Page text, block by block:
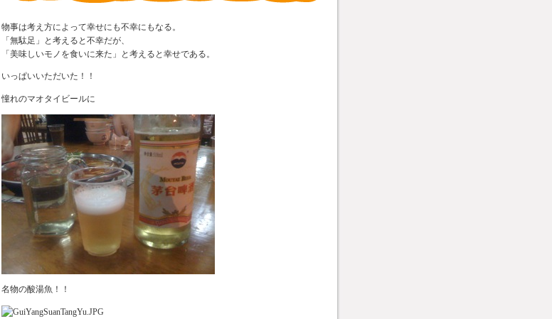
物事は考え方によって幸せにも不幸にもなる。
「無駄足」と考えると不幸だが、
「美味しいモノを食いに来た」と考えると幸せである。
いっぱいいただいた！！
憧れのマオタイビールに
名物の酸湯魚！！